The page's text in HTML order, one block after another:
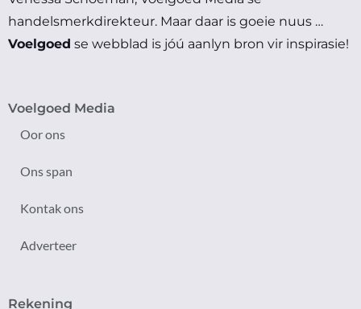
handelsmerkdirekteur. Maar daar is goeie nuus …
Voelgoed se webblad is jóú aanlyn bron vir inspirasie!
Voelgoed Media
Oor ons
Ons span
Kontak ons
Adverteer
Rekening